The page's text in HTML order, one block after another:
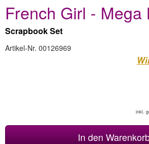
French Girl - Mega
Scrapbook Set
Artikel-Nr. 00126969
inkl.
In den